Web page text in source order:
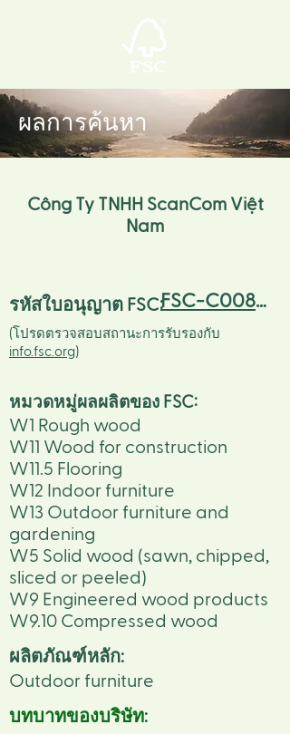
ผลการค้นหา
Công Ty TNHH ScanCom Việt
Nam
FSC-C008868
รหัสใบอนุญาต FSC:
(โปรดตรวจสอบสถานะการรับรองกับ
info.fsc.org)
หมวดหมู่ผลผลิตของ FSC:
W1 Rough wood
W11 Wood for construction
W11.5 Flooring
W12 Indoor furniture
W13 Outdoor furniture and
gardening
W5 Solid wood (sawn, chipped,
sliced or peeled)
W9 Engineered wood products
W9.10 Compressed wood
ผลิตภัณฑ์หลัก:
Outdoor furniture
บทบาทของบริษัท: